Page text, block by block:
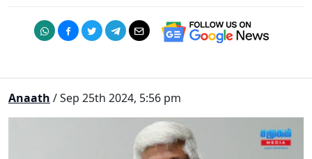
Anaath / Sep 25th 2024, 5:56 pm